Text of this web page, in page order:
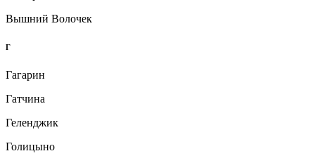
Вышний Волочек
Г
Гагарин
Гатчина
Геленджик
Голицыно